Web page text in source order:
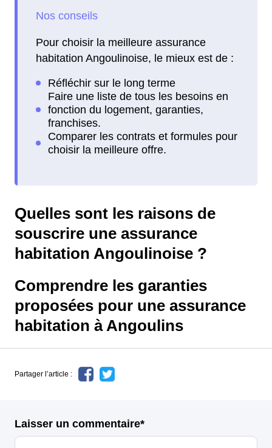
Pour choisir la meilleure assurance
habitation Angoulinoise, le mieux est de :
Quelles sont les raisons de
souscrire une assurance
habitation Angoulinoise ?
Comprendre les garanties
proposées pour une assurance
habitation à Angoulins
Partager l’article :
Laisser un commentaire*